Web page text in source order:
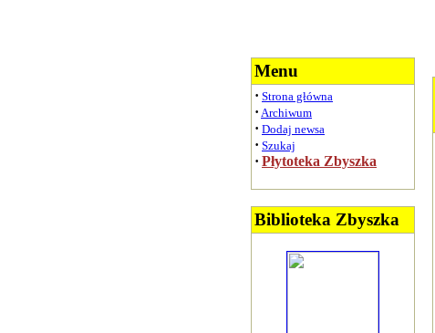
Menu
· Strona główna
· Archiwum
· Dodaj newsa
· Szukaj
· Płytoteka Zbyszka
Biblioteka Zbyszka